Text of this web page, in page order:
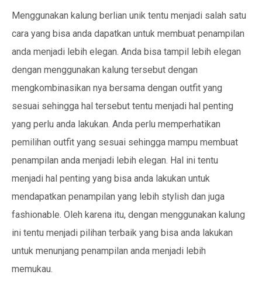
Menggunakan kalung berlian unik tentu menjadi salah satu
cara yang bisa anda dapatkan untuk membuat penampilan
anda menjadi lebih elegan. Anda bisa tampil lebih elegan
dengan menggunakan kalung tersebut dengan
mengkombinasikan nya bersama dengan outfit yang
sesuai sehingga hal tersebut tentu menjadi hal penting
yang perlu anda lakukan. Anda perlu memperhatikan
pemilihan outfit yang sesuai sehingga mampu membuat
penampilan anda menjadi lebih elegan. Hal ini tentu
menjadi hal penting yang bisa anda lakukan untuk
mendapatkan penampilan yang lebih stylish dan juga
fashionable. Oleh karena itu, dengan menggunakan kalung
ini tentu menjadi pilihan terbaik yang bisa anda lakukan
untuk menunjang penampilan anda menjadi lebih
memukau.